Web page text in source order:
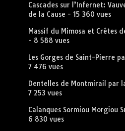
Cascades sur l’Infernet:
de la Cause - 15 360 vues
Massif du Mimosa et Crêtes
- 8 588 vues
Les Gorges de Saint-Pierre
7 476 vues
Dentelles de Montmirail par
7 253 vues
Calanques Sormiou Morgiou
6 830 vues